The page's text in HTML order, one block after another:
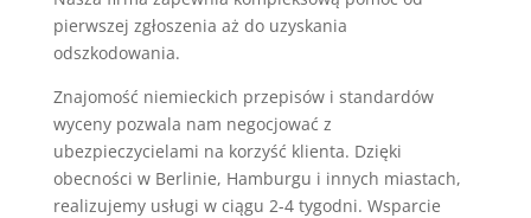
pierwszej zgłoszenia aż do uzyskania
odszkodowania.
Znajomość niemieckich przepisów i standardów
wyceny pozwala nam negocjować z
ubezpieczycielami na korzyść klienta. Dzięki
obecności w Berlinie, Hamburgu i innych miastach,
realizujemy usługi w ciągu 2-4 tygodni. Wsparcie